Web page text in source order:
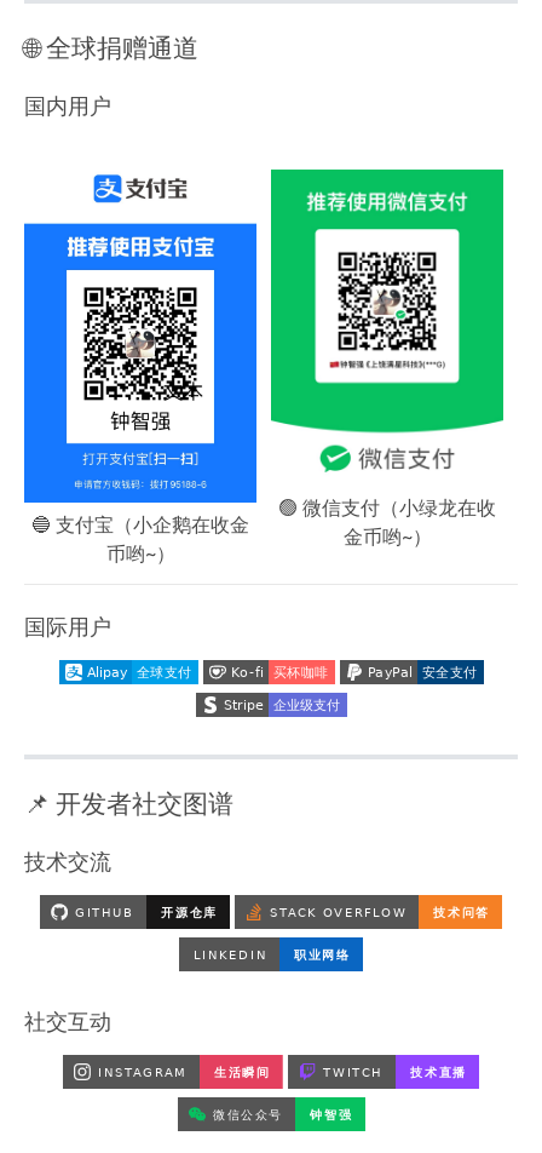
🌐 全球捐赠通道
国内用户
🔵 支付宝 （小企鹅在收金
币哟~）
🟢 微信支付 （小绿龙在收
金币哟~）
国际用户
📌 开发者社交图谱
技术交流
社交互动